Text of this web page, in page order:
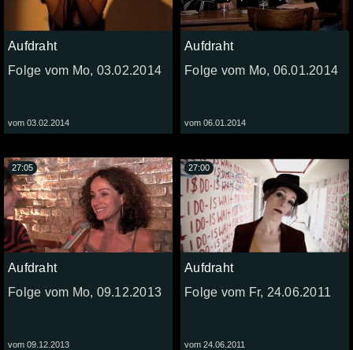
Aufdraht
Folge vom Mo, 03.02.2014
vom 03.02.2014
Aufdraht
Folge vom Mo, 06.01.2014
vom 06.01.2014
Aufdraht
Folge vom Mo, 09.12.2013
vom 09.12.2013
27:05
Aufdraht
Folge vom Fr, 24.06.2011
vom 24.06.2011
27:00